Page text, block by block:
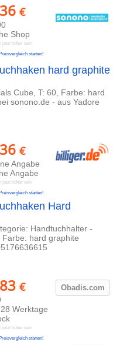
€
Shop
jetzt höher sein
starten!
hard graphite
Cube, T: 60, Farbe: hard
sonono.de - aus Yadore
€
Angabe
Angabe
jetzt höher sein
starten!
Hard
Handtuchhalter -
hard graphite
Obadis.com
€
Werktage
jetzt höher sein
starten!